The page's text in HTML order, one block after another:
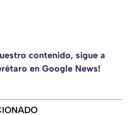
contenido, sigue a
en Google News!